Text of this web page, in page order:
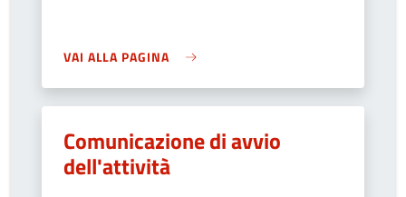
VAI ALLA PAGINA
Comunicazione di avvio
dell'attività